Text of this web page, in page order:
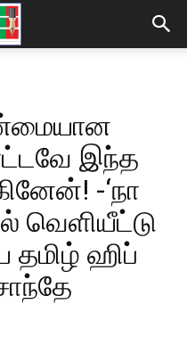
இந்த
-‘நா
வெளியீட்டு
தமிழ் ஹிப்